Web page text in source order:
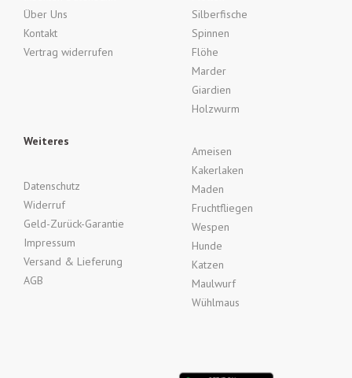
Über Uns
Kontakt
Vertrag widerrufen
Silberfische
Spinnen
Flöhe
Marder
Giardien
Holzwurm
Weiteres
Datenschutz
Widerruf
Geld-Zurück-Garantie
Impressum
Versand & Lieferung
AGB
Ameisen
Kakerlaken
Maden
Fruchtfliegen
Wespen
Hunde
Katzen
Maulwurf
Wühlmaus